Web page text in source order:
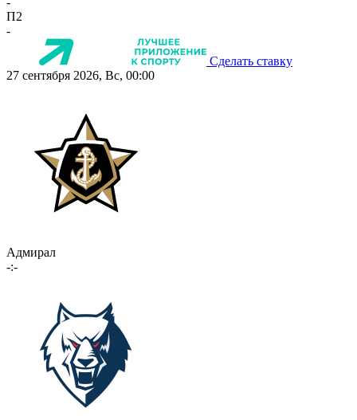
П2
-
Сделать ставку
27 сентября 2026, Вс, 00:00
Адмирал
-:-